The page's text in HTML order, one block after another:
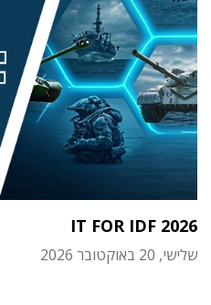
IT FOR IDF 2026
שלישי, 20 באוקטובר 2026